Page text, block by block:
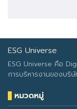
ESG Universe
ESG Universe คือ
การบริหารงานของบริ
หมวดหมู่
Health & Wellness